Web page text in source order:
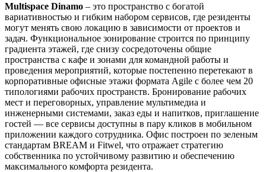
Multispace Dinamo – это пространство с богатой
вариативностью и гибким набором сервисов, где резиденты
могут менять свою локацию в зависимости от проектов и
задач. Функциональное зонирование строится по принципу
градиента этажей, где снизу сосредоточены общие
пространства с кафе и зонами для командной работы и
проведения мероприятий, которые постепенно перетекают в
корпоративные офисные этажи формата Agile с более чем 20
типологиями рабочих пространств. Бронирование рабочих
мест и переговорных, управление мультимедиа и
инженерными системами, заказ еды и напитков, приглашение
гостей — все сервисы доступны в пару кликов в мобильном
приложении каждого сотрудника. Офис построен по зеленым
стандартам BREAM и Fitwel, что отражает стратегию
собственника по устойчивому развитию и обеспечению
максимального комфорта резидента.